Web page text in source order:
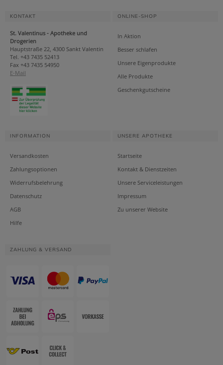
KONTAKT
St. Valentinus - Apotheke und
Drogerien
Hauptstraße 22, 4300 Sankt Valentin
Tel. +43 7435 52413
Fax +43 7435 54950
E-Mail
ONLINE-SHOP
In Aktion
Besser schlafen
Unsere Eigenprodukte
Alle Produkte
Geschenkgutscheine
INFORMATION
Versandkosten
Zahlungsoptionen
Widerrufsbelehrung
Datenschutz
AGB
Hilfe
UNSERE APOTHEKE
Startseite
Kontakt & Dienstzeiten
Unsere Serviceleistungen
Impressum
Zu unserer Website
ZAHLUNG & VERSAND